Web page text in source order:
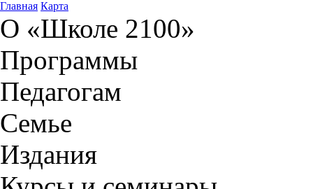
Главная Карта
О «Школе 2100»
Программы
Педагогам
Семье
Издания